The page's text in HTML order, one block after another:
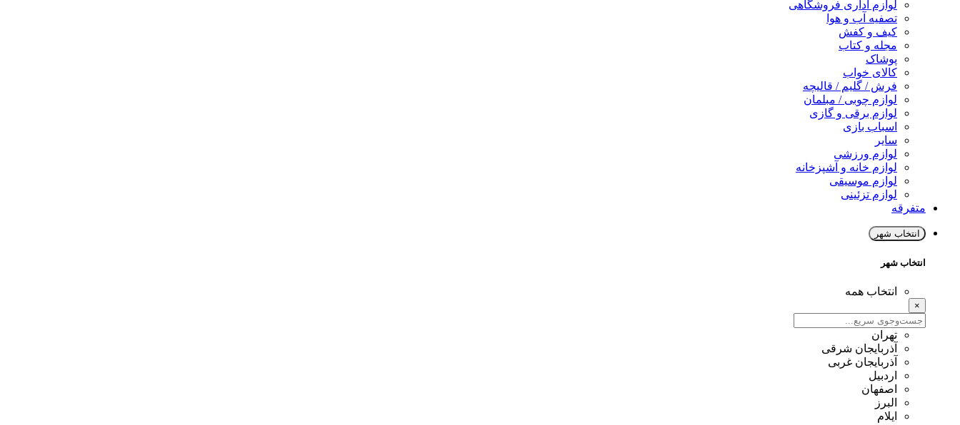
لوازم اداری فروشگاهی
تصفیه آب و هوا
کیف و کفش
مجله و کتاب
پوشاک
کالای خواب
فرش / گلیم / قالیچه
لوازم چوبی / مبلمان
لوازم برقی و گازی
اسباب بازی
سایر
لوازم ورزشی
لوازم خانه و آشپزخانه
لوازم موسیقی
لوازم تزئینی
متفرقه
انتخاب شهر
انتخاب شهر
انتخاب همه
×
تهران
آذربایجان شرقی
آذربایجان غربی
اردبیل
اصفهان
البرز
ایلام